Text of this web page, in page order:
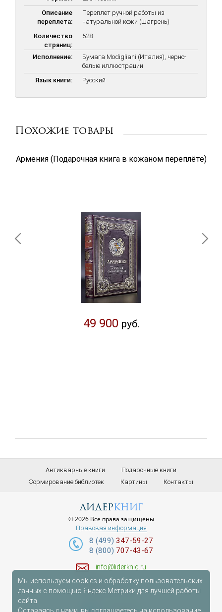
Описание
переплета:
Переплет ручной работы из
натуральной кожи (шагрень)
Количество
страниц:
528
Исполнение:
Бумага Modigliani (Италия), черно-
белые иллюстрации
Язык книги:
Русский
Похожие товары
Армения (Подарочная книга в кожаном переплёте)
49 900 руб.
Антикварные книги
Подарочные книги
Формирование библиотек
Картины Контакты
лидеркниг
© 2026 Все права защищены
Правовая информация
8 (499) 347-59-27
8 (800) 707-43-67
info@liderknig.ru
Доставка
Telegram
Мы используем cookies и обработку пользовательских
данных с помощью Яндекс.Метрики для лучшей работы
сайта.